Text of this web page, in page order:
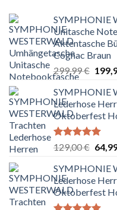
SYMPHONIE
Unitasche
Aktentasche
Cognac Braun
299,99€
war:
SYMPHONIE
Lederhose
Oktoberfest
Bewertet
5.00
von 5
129,00€
war:
SYMPHONIE
Lederhose
Oktoberfest